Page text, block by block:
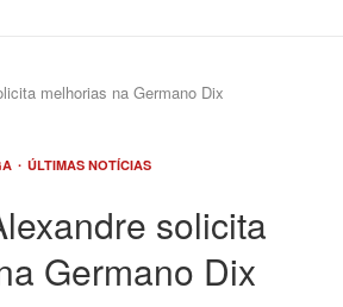
melhorias na Germano Dix
ÚLTIMAS NOTÍCIAS
solicita
Germano Dix